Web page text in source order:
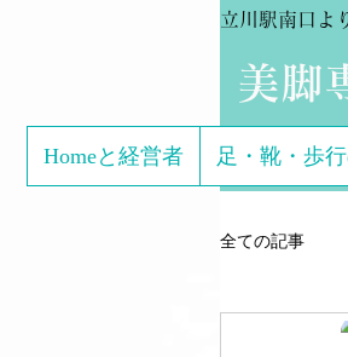
立川駅南口よ
美脚
Homeと経営者 足・靴・歩
全ての記事
芸能関